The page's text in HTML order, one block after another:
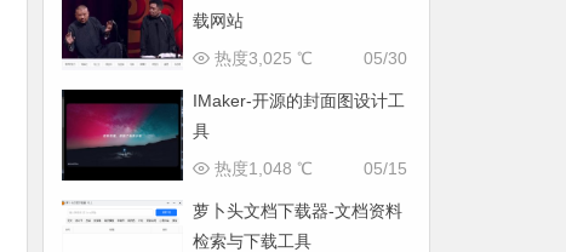
载网站
05/30
热度3,025 ℃
IMaker-开源的封面图设计工
具
05/15
热度1,048 ℃
萝卜头文档下载器-文档资料
检索与下载工具